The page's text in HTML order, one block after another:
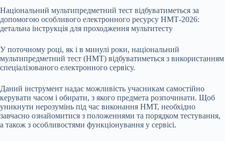
Національний мультипредметний тест відбуватиметься за
допомогою особливого електронного ресурсу НМТ-2026:
детальна інструкція для проходження мультитесту
У поточному році, як і в минулі роки, національний
мультипредметний тест (НМТ) відбуватиметься з використанням
спеціалізованого електронного сервісу.
Даний інструмент надає можливість учасникам самостійно
керувати часом і обирати, з якого предмета розпочинати. Щоб
уникнути нерозумінь під час виконання НМТ, необхідно
завчасно ознайомитися з положеннями та порядком тестування,
а також з особливостями функціонування у сервісі.